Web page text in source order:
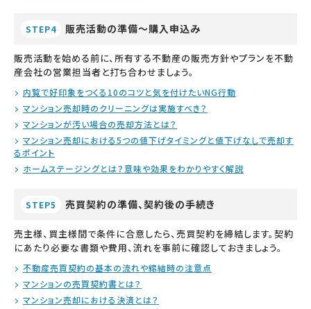
STEP4 販売活動の準備～購入申込み
販売活動を始める前に、所有する不動産の販売方針やプランを不動
産会社の営業担当者と打ち合わせましょう。
内覧で好印象をつくる10のコツと気を付けたいNG行動
マンション売却時のクリーニングは実施すべき？
マンションが汚い場合の売却方法とは？
マンション売却における5つの値下げタイミングと値下げなしで売却す
るポイント
ホームステージングとは？意味や効果をわかりやすく解説
STEP5 売買契約の準備、契約後の手続き
売主様、買主様間で条件に合意したら、売買契約を締結します。契約
にあたり必要な書類や費用、流れを事前に確認しておきましょう。
不動産売買契約の基本の流れや締結時の注意点
マンションの売買契約書とは？
マンション売却における決済とは？